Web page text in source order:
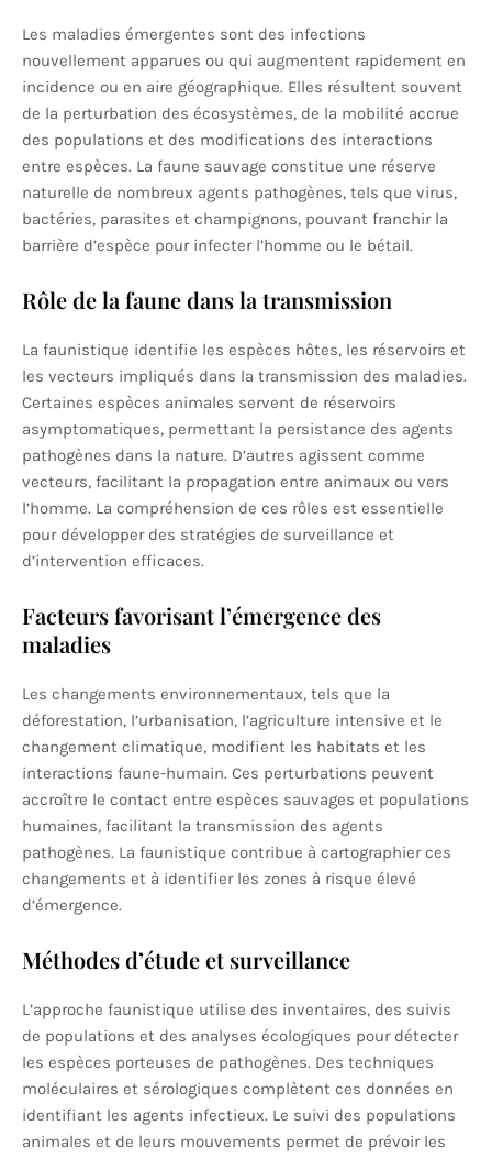
Les maladies émergentes sont des infections
nouvellement apparues ou qui augmentent rapidement en
incidence ou en aire géographique. Elles résultent souvent
de la perturbation des écosystèmes, de la mobilité accrue
des populations et des modifications des interactions
entre espèces. La faune sauvage constitue une réserve
naturelle de nombreux agents pathogènes, tels que virus,
bactéries, parasites et champignons, pouvant franchir la
barrière d’espèce pour infecter l’homme ou le bétail.
Rôle de la faune dans la transmission
La faunistique identifie les espèces hôtes, les réservoirs et
les vecteurs impliqués dans la transmission des maladies.
Certaines espèces animales servent de réservoirs
asymptomatiques, permettant la persistance des agents
pathogènes dans la nature. D’autres agissent comme
vecteurs, facilitant la propagation entre animaux ou vers
l’homme. La compréhension de ces rôles est essentielle
pour développer des stratégies de surveillance et
d’intervention efficaces.
Facteurs favorisant l’émergence des
maladies
Les changements environnementaux, tels que la
déforestation, l’urbanisation, l’agriculture intensive et le
changement climatique, modifient les habitats et les
interactions faune-humain. Ces perturbations peuvent
accroître le contact entre espèces sauvages et populations
humaines, facilitant la transmission des agents
pathogènes. La faunistique contribue à cartographier ces
changements et à identifier les zones à risque élevé
d’émergence.
Méthodes d’étude et surveillance
L’approche faunistique utilise des inventaires, des suivis
de populations et des analyses écologiques pour détecter
les espèces porteuses de pathogènes. Des techniques
moléculaires et sérologiques complètent ces données en
identifiant les agents infectieux. Le suivi des populations
animales et de leurs mouvements permet de prévoir les